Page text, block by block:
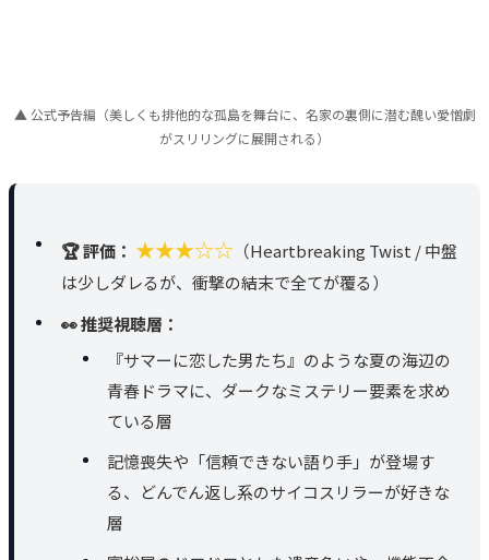
▲ 公式予告編（美しくも排他的な孤島を舞台に、名家の裏側に潜む醜い愛憎劇
がスリリングに展開される）
🏆 評価： ★★★☆☆ （Heartbreaking Twist / 中盤
は少しダレるが、衝撃の結末で全てが覆る）
👀 推奨視聴層：
『サマーに恋した男たち』のような夏の海辺の
青春ドラマに、ダークなミステリー要素を求め
ている層
記憶喪失や「信頼できない語り手」が登場す
る、どんでん返し系のサイコスリラーが好きな
層